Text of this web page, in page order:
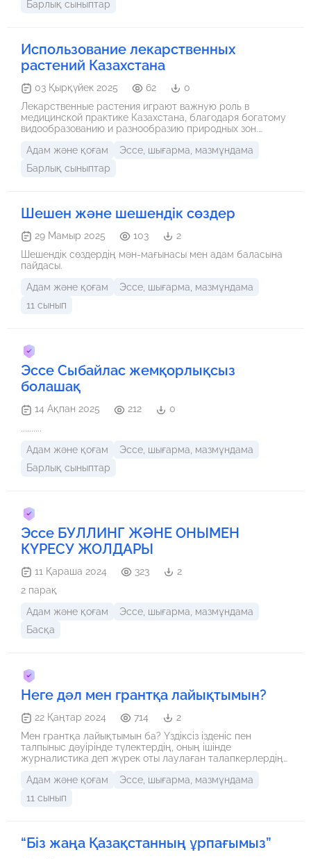
обучении, но и в поддержке, принятии и восстановлении
помогать раскрывать личность ребёнка. Особое
внимание уделено тому, что успех воспитателя
проявляется во встречах с выпускниками: благодарные
слова бывших воспитанников подтверждают
правильность выбранного пути. Главная мысль эссе:
профессия воспитателя – это гордость и призвание,
требующее мудрости, терпения и большого сердца.
Настоящий педагог способен зажечь души детей и
помочь им найти своё место в жизни.
Барлық сыныптар
Использование лекарственных
растений Казахстана
03 Қырқүйек 2025 62
0
Лекарственные растения играют важную роль в
медицинской практике Казахстана, благодаря богатому
видообразованию и разнообразию природных зон.
развитию народной и традиционной медицины, а также
фармацевтической промышленности.
Адам және қоғам
Эссе, шығарма, мазмұндама
Барлық сыныптар
Шешен және шешендік сөздер
29 Мамыр 2025 103
2
Шешендік сөздердің мән-мағынасы мен адам баласына
пайдасы.
Адам және қоғам
Эссе, шығарма, мазмұндама
11 сынып
Эссе Сыбайлас жемқорлықсыз
болашақ
14 Ақпан 2025 212
0
..........
Адам және қоғам
Эссе, шығарма, мазмұндама
Барлық сыныптар
Эссе БУЛЛИНГ ЖӘНЕ ОНЫМЕН
КҮРЕСУ ЖОЛДАРЫ
11 Қараша 2024 323
2
2 парақ
Адам және қоғам
Эссе, шығарма, мазмұндама
Басқа
Неге дәл мен грантқа лайықтымын?
22 Қаңтар 2024 714
2
Мен грантқа лайықтымын ба? Үздіксіз ізденіс пен
талпыныс дәуірінде түлектердің, оның ішінде
журналистика деп жүрек оты лаулаған талапкерлердің
сай ерекшелендіретін қасиеттері шексіз. Осынау білім
уақытта көкейімдегі жалғыз сұрақ “Неге дәл мен грантқа
лайықты екендігімді баян еткім келеді.
Адам және қоғам
Эссе, шығарма, мазмұндама
11 сынып
“Біз жаңа Қазақстанның ұрпағымыз”